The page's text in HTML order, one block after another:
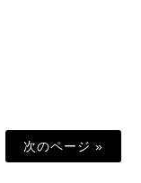
次のページ »